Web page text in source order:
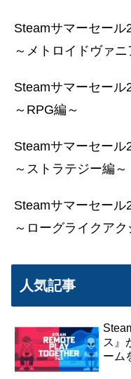
Steamサマーセー
～メトロイドヴァニ
Steamサマーセー
～RPG編～
Steamサマーセー
～ストラテジー編～
Steamサマーセー
～ローグライクアク
人気記事
ス』
ーム